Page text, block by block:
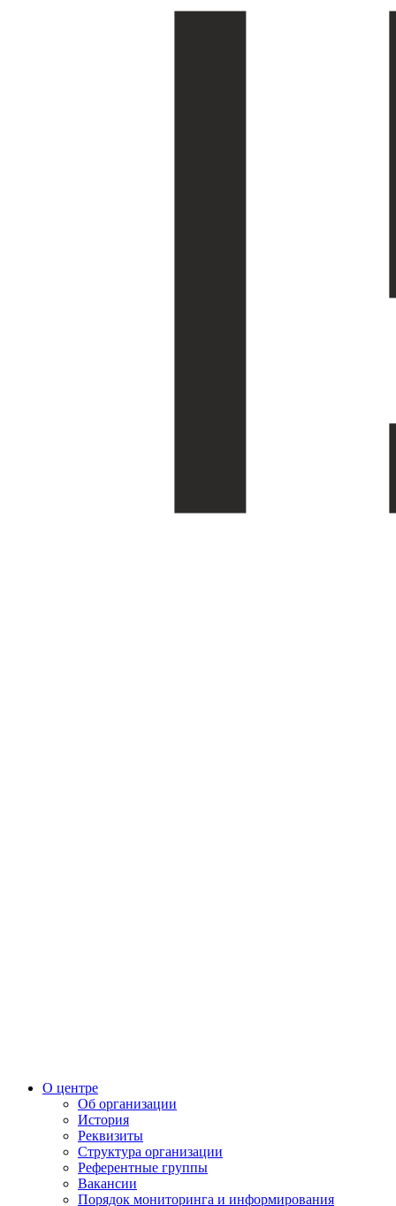
О центре
Об организации
История
Реквизиты
Структура организации
Референтные группы
Вакансии
Порядок мониторинга и информирования